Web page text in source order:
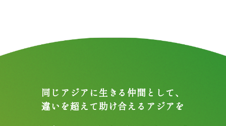
同じアジアに生きる仲間として、
違いを超えて助け合えるアジアを